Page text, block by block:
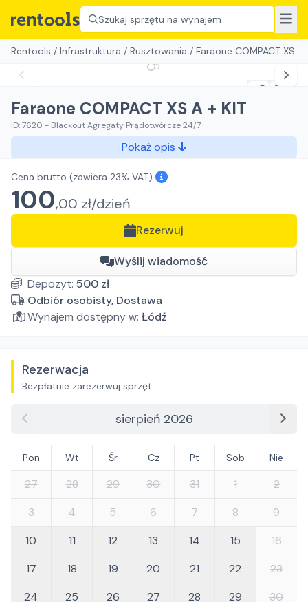
Szukaj sprzętu na wynajem
Rentools / Infrastruktura / Rusztowania / Faraone COMPACT XS A
Faraone COMPACT XS A + KIT
ID:7620 - Blackout Agregaty Prądotwórcze 24/7
Pokaż opis
Cena brutto (zawiera 23% VAT)
100,00 zł/dzień
Rezerwuj
Wyślij wiadomość
Depozyt: 500 zł
Odbiór osobisty, Dostawa
Wynajem dostępny w: Łódź
Rezerwacja
Bezpłatnie zarezerwuj sprzęt
sierpień 2026
Pon Wt Śr Cz Pt Sob Nie
27 28 29 30 31 1
2
3
4 5 6 7 8
9
10
11 12 13 14 15
16
17
18 19 20 21 22
23
24
25 26 27 28 29
30